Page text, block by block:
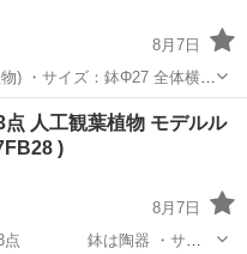
8月7日
リア雑貨/小物 胡蝶蘭
人工観葉植物 モデルル
)
8月7日